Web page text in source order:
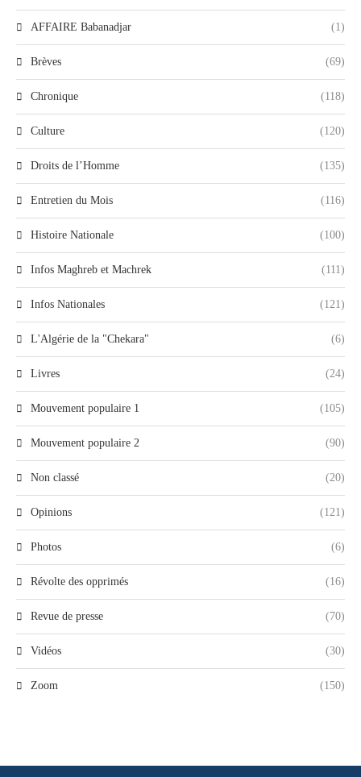
AFFAIRE Babanadjar (1)
Brèves (69)
Chronique (118)
Culture (120)
Droits de l’Homme (135)
Entretien du Mois (116)
Histoire Nationale (100)
Infos Maghreb et Machrek (111)
Infos Nationales (121)
L'Algérie de la "Chekara" (6)
Livres (24)
Mouvement populaire 1 (105)
Mouvement populaire 2 (90)
Non classé (20)
Opinions (121)
Photos (6)
Révolte des opprimés (16)
Revue de presse (70)
Vidéos (30)
Zoom (150)